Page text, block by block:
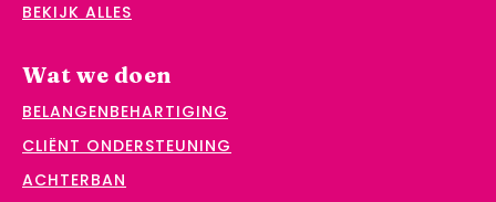
BEKIJK ALLES
Wat we doen
BELANGENBEHARTIGING
CLIËNT ONDERSTEUNING
ACHTERBAN